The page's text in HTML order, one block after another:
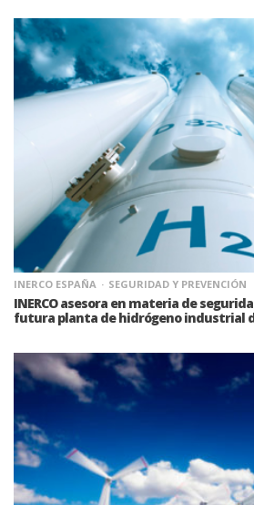
INERCO ESPAÑA SEGURIDAD Y PREVENCIÓN
INERCO asesora en materia de
futura planta de hidrógeno industrial